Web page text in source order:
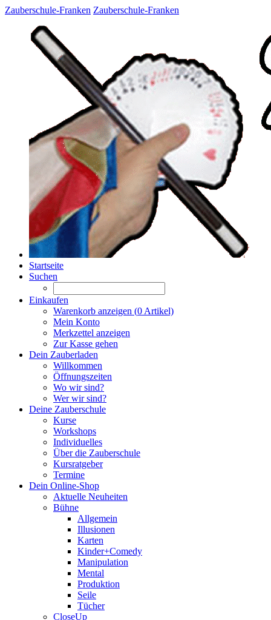
Zauberschule-Franken Zauberschule-Franken
Startseite
Suchen
Einkaufen
Warenkorb anzeigen (0 Artikel)
Mein Konto
Merkzettel anzeigen
Zur Kasse gehen
Dein Zauberladen
Willkommen
Öffnungszeiten
Wo wir sind?
Wer wir sind?
Deine Zauberschule
Kurse
Workshops
Individuelles
Über die Zauberschule
Kursratgeber
Termine
Dein Online-Shop
Aktuelle Neuheiten
Bühne
Allgemein
Illusionen
Karten
Kinder+Comedy
Manipulation
Mental
Produktion
Seile
Tücher
CloseUp